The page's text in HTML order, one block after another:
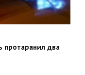
протаранил два